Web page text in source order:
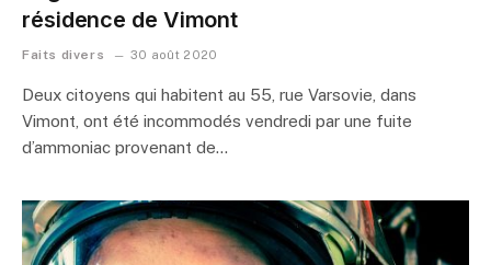
résidence de Vimont
Faits divers 30 août 2020
Deux citoyens qui habitent au 55, rue Varsovie, dans
Vimont, ont été incommodés vendredi par une fuite
d’ammoniac provenant de…